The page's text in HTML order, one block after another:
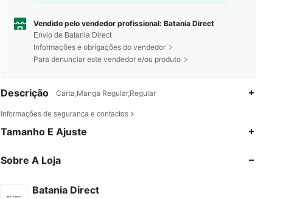
Vendido pelo vendedor profissional: Batania Direct
Envio de Batania Direct
Informações e obrigações do vendedor
Para denunciar este vendedor e/ou produto
Descrição Carta,Manga Regular,Regular
Informações de segurança e contactos
Tamanho E Ajuste
Sobre A Loja
Batania Direct
4,67 781
4,67
4,67
781